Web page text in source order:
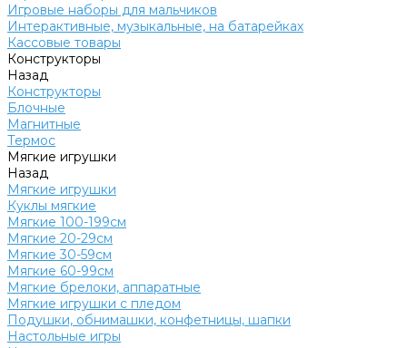
Игровые наборы для мальчиков
Интерактивные, музыкальные, на батарейках
Кассовые товары
Конструкторы
Назад
Конструкторы
Блочные
Магнитные
Термос
Мягкие игрушки
Назад
Мягкие игрушки
Куклы мягкие
Мягкие 100-199см
Мягкие 20-29см
Мягкие 30-59см
Мягкие 60-99см
Мягкие брелоки, аппаратные
Мягкие игрушки с пледом
Подушки, обнимашки, конфетницы, шапки
Настольные игры